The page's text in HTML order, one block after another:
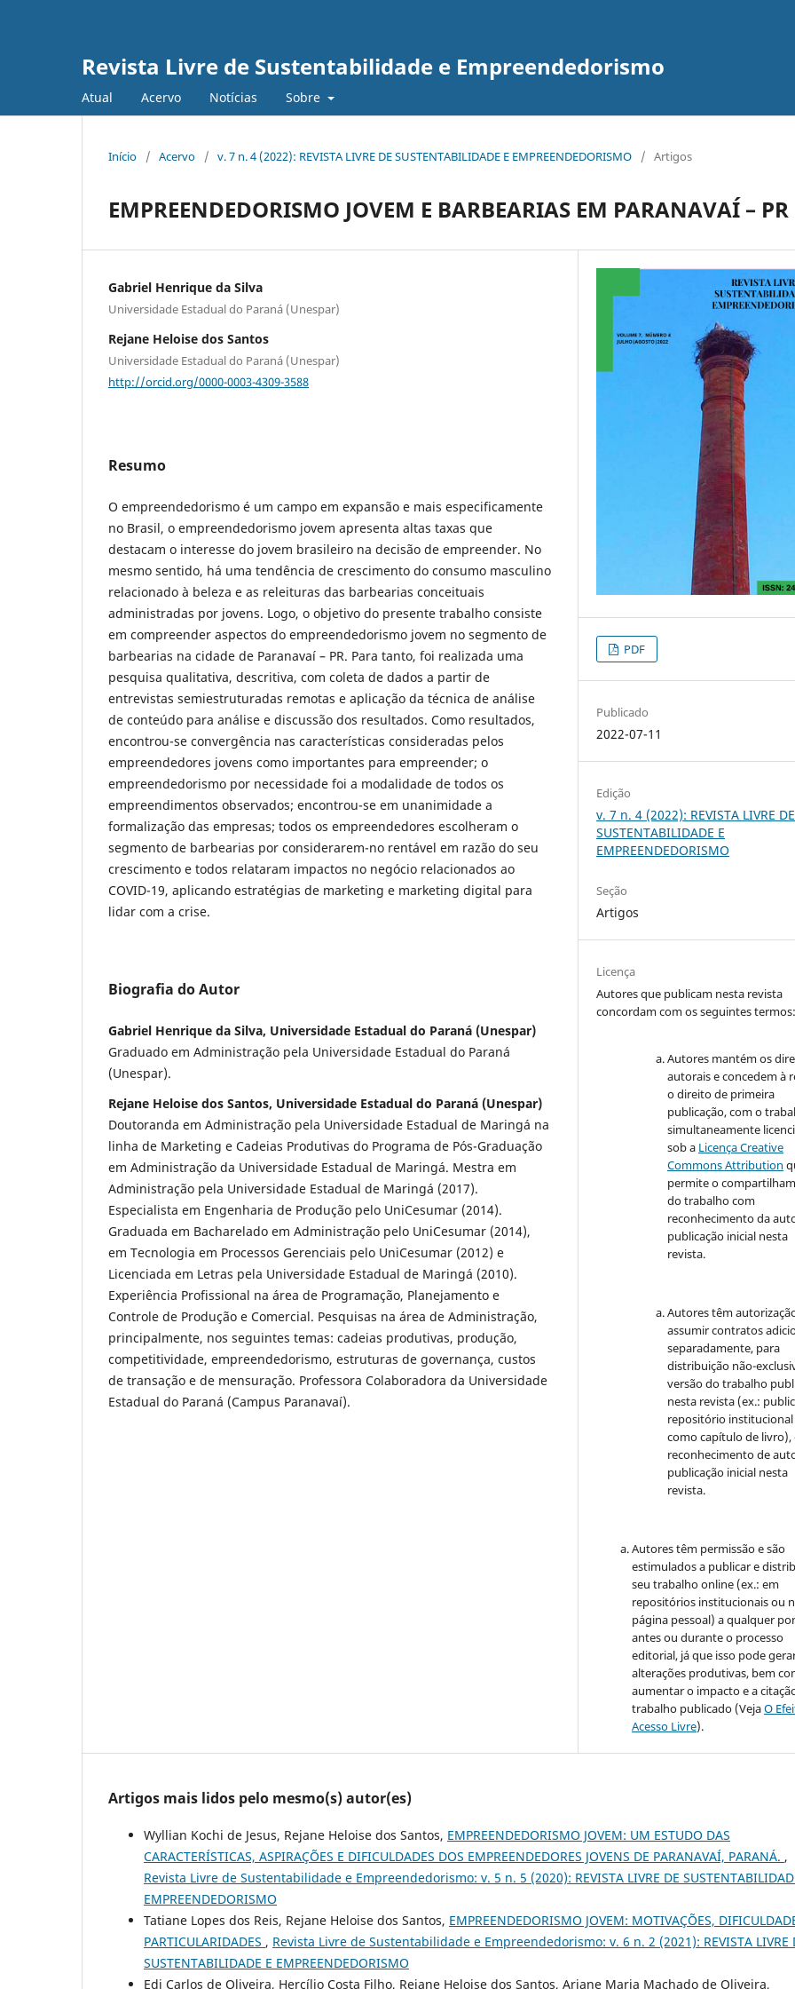
Revista Livre de Sustentabilidade e Empreendedorismo
Atual Acervo Notícias Sobre
Início / Acervo / v. 7 n. 4 (2022): REVISTA LIVRE DE SUSTENTABILIDADE E EMPREENDEDORISMO / Artigos
EMPREENDEDORISMO JOVEM E BARBEARIAS EM PARANAVAÍ – PR
Gabriel Henrique da Silva
Universidade Estadual do Paraná (Unespar)
Rejane Heloise dos Santos
Universidade Estadual do Paraná (Unespar)
http://orcid.org/0000-0003-4309-3588
Resumo
O empreendedorismo é um campo em expansão e mais especificamente
no Brasil, o empreendedorismo jovem apresenta altas taxas que
destacam o interesse do jovem brasileiro na decisão de empreender. No
mesmo sentido, há uma tendência de crescimento do consumo masculino
relacionado à beleza e as releituras das barbearias conceituais
administradas por jovens. Logo, o objetivo do presente trabalho consiste
em compreender aspectos do empreendedorismo jovem no segmento de
barbearias na cidade de Paranavaí – PR. Para tanto, foi realizada uma
pesquisa qualitativa, descritiva, com coleta de dados a partir de
entrevistas semiestruturadas remotas e aplicação da técnica de análise
de conteúdo para análise e discussão dos resultados. Como resultados,
encontrou-se convergência nas características consideradas pelos
empreendedores jovens como importantes para empreender; o
empreendedorismo por necessidade foi a modalidade de todos os
empreendimentos observados; encontrou-se em unanimidade a
formalização das empresas; todos os empreendedores escolheram o
segmento de barbearias por considerarem-no rentável em razão do seu
crescimento e todos relataram impactos no negócio relacionados ao
COVID-19, aplicando estratégias de marketing e marketing digital para
lidar com a crise.
Biografia do Autor
Gabriel Henrique da Silva, Universidade Estadual do Paraná (Unespar)
Graduado em Administração pela Universidade Estadual do Paraná
(Unespar).
Rejane Heloise dos Santos, Universidade Estadual do Paraná (Unespar)
Doutoranda em Administração pela Universidade Estadual de Maringá na
linha de Marketing e Cadeias Produtivas do Programa de Pós-Graduação
em Administração da Universidade Estadual de Maringá. Mestra em
Administração pela Universidade Estadual de Maringá (2017).
Especialista em Engenharia de Produção pelo UniCesumar (2014).
Graduada em Bacharelado em Administração pelo UniCesumar (2014),
em Tecnologia em Processos Gerenciais pelo UniCesumar (2012) e
Licenciada em Letras pela Universidade Estadual de Maringá (2010).
Experiência Profissional na área de Programação, Planejamento e
Controle de Produção e Comercial. Pesquisas na área de Administração,
principalmente, nos seguintes temas: cadeias produtivas, produção,
competitividade, empreendedorismo, estruturas de governança, custos
de transação e de mensuração. Professora Colaboradora da Universidade
Estadual do Paraná (Campus Paranavaí).
PDF
Publicado
2022-07-11
Edição
v. 7 n. 4 (2022): REVISTA LIVRE DE
SUSTENTABILIDADE E
EMPREENDEDORISMO
Seção
Artigos
Licença
Autores que publicam nesta revista
concordam com os seguintes termos:
Autores mantém os
autorais e concedem à
o direito de primeira
publicação, com o
simultaneamente
sob a Licença Creative
Commons Attribution
permite o
do trabalho com
reconhecimento da
publicação inicial nesta
revista.
Autores têm
assumir contratos
separadamente, para
distribuição não-
versão do trabalho
nesta revista (ex.:
repositório institucional
como capítulo de livro),
reconhecimento de
publicação inicial nesta
revista.
Autores têm permissão e são
estimulados a publicar e
seu trabalho online (ex.: em
repositórios institucionais ou
página pessoal) a qualquer
antes ou durante o processo
editorial, já que isso pode
alterações produtivas, bem
aumentar o impacto e a
trabalho publicado (VejaO
Acesso Livre).
Artigos mais lidos pelo mesmo(s) autor(es)
Wyllian Kochi de Jesus, Rejane Heloise dos Santos, EMPREENDEDORISMO JOVEM: UM ESTUDO DAS
CARACTERÍSTICAS, ASPIRAÇÕES E DIFICULDADES DOS EMPREENDEDORES JOVENS DE PARANAVAÍ, PARANÁ. ,
Revista Livre de Sustentabilidade e Empreendedorismo: v. 5 n. 5 (2020): REVISTA LIVRE DE
EMPREENDEDORISMO
Tatiane Lopes dos Reis, Rejane Heloise dos Santos, EMPREENDEDORISMO JOVEM: MOTIVAÇÕES,
PARTICULARIDADES , Revista Livre de Sustentabilidade e Empreendedorismo: v. 6 n. 2 (2021): REVISTA LIVRE
SUSTENTABILIDADE E EMPREENDEDORISMO
Edi Carlos de Oliveira, Hercílio Costa Filho, Rejane Heloise dos Santos, Ariane Maria Machado de Oliveira,